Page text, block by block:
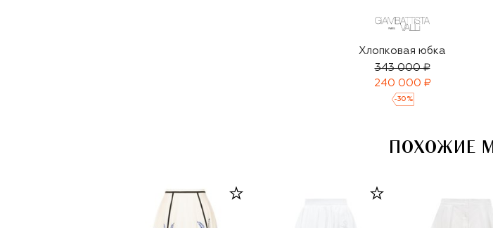
Хлопковая юбка
343 000 ₽
240 000 ₽
-30 %
ПОХОЖИЕ